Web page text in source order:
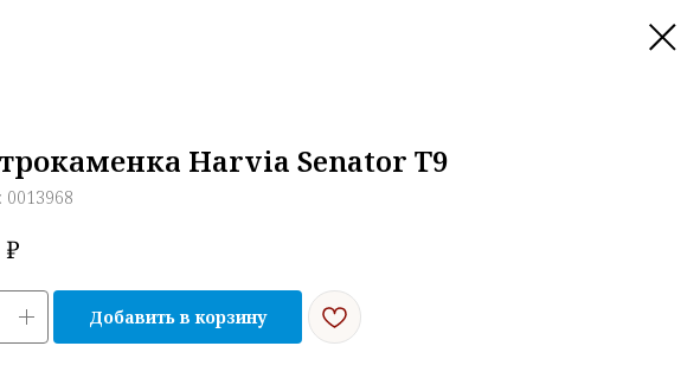
Harvia Senator T9
0013968
₽
Добавить в корзину